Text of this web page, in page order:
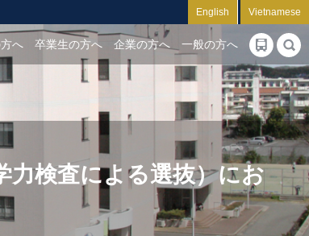
English Vietnamese
へ 卒業生の方へ 企業の方へ 一般の方へ
力検査による選抜）にお